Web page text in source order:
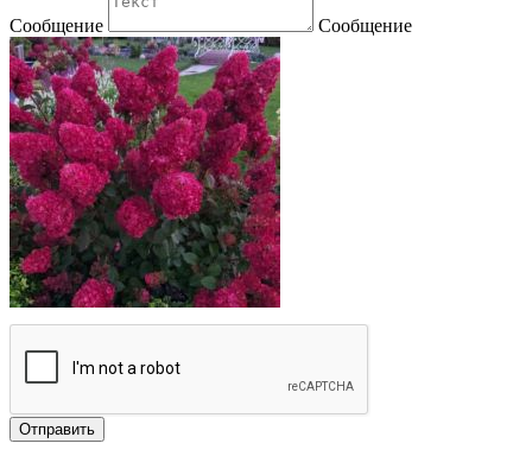
Сообщение Сообщение
Отправить